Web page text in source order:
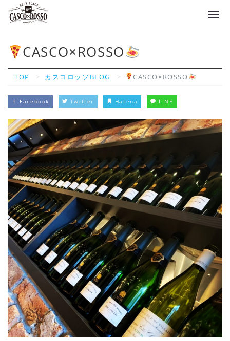
CASCO×ROSSO
TOP カスコロッソBLOG CASCO×ROSSO
Facebook Twitter Hatena LINE